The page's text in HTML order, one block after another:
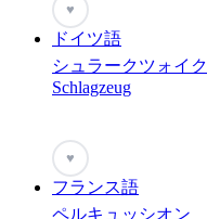
♥
ドイツ語
シュラークツォイク
Schlagzeug
♥
フランス語
ペルキュッシオン